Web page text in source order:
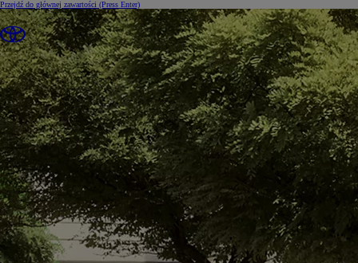
Przejdź do głównej zawartości (Press Enter)